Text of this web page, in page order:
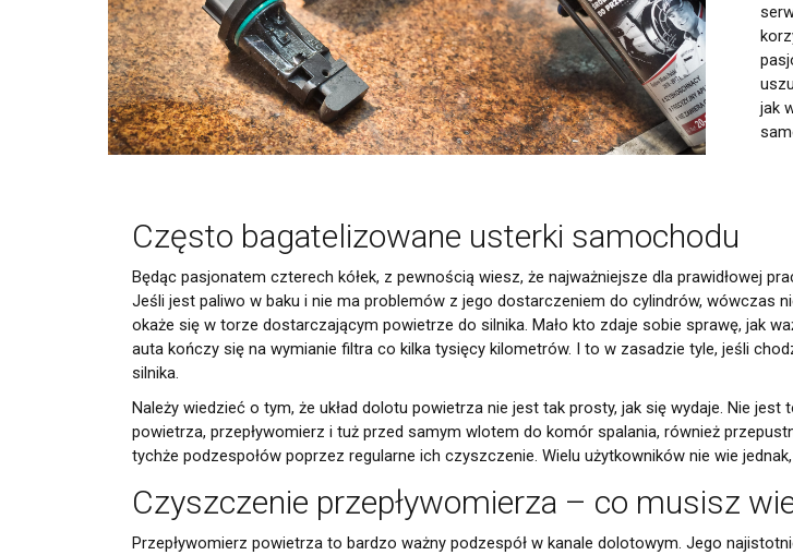
Narzędzia
Pozostałe
jak
Często bagatelizowane usterki samochodu
Będąc pasjonatem czterech kółek, z pewnością wiesz, że najważniejsze dla prawidłowej
Jeśli jest paliwo w baku i nie ma problemów z jego dostarczeniem do cylindrów, wówczas
okaże się w torze dostarczającym powietrze do silnika. Mało kto zdaje sobie sprawę, jak
auta kończy się na wymianie filtra co kilka tysięcy kilometrów. I to w zasadzie tyle, jeśli
silnika.
Należy wiedzieć o tym, że układ dolotu powietrza nie jest tak prosty, jak się wydaje. Nie
powietrza, przepływomierz i tuż przed samym wlotem do komór spalania, również
tychże podzespołów poprzez regularne ich czyszczenie. Wielu użytkowników nie wie
Czyszczenie przepływomierza – co musisz
Przepływomierz powietrza to bardzo ważny podzespół w kanale dolotowym. Jego